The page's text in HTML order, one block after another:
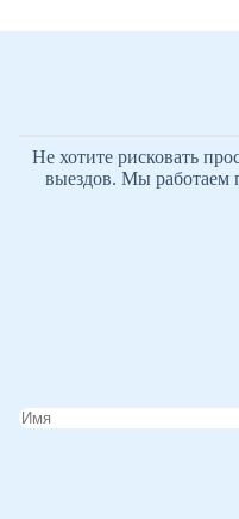
Не хотите рисковать
выездов. Мы работаем